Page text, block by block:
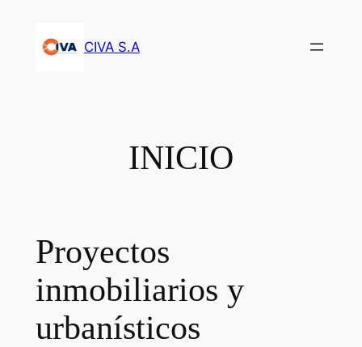
contenido
CIVA S.A
INICIO
Proyectos
inmobiliarios y
urbanísticos